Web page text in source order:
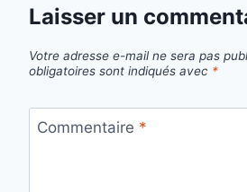
Laisser un
Votre adresse e-mail ne sera pas
obligatoires sont indiqués avec *
Commentaire *